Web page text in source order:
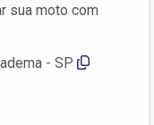
sua moto com
- SP